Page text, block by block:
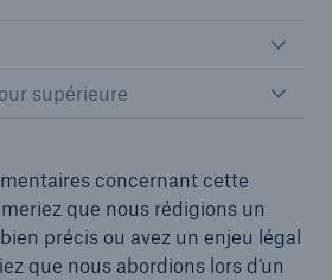
supérieure
concernant cette
que nous rédigions un
précis ou avez un enjeu légal
que nous abordions lors d’un